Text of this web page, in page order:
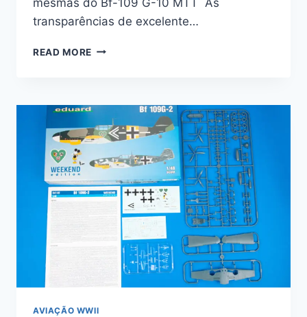
transparências de excelente…
READ MORE AVIA
–
LIMITED
EDITION
1/48
–
EDUARD
#11122
AVIAÇÃO WWII